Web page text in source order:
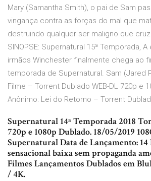
Mary (Samantha Smith), o pai de Sam
vingança contra as forças do mal que
destruindo qualquer ser maligno que
SINOPSE: Supernatural 15ª Temporada,
irmãos Winchester finalmente chega ao
temporada de Supernatural. Sam (Jared
Filme – Torrent Dublado WEB-DL 720p e
Anônimo: Lei do Retorno – Torrent
Supernatural 14ª Temporada 2018
720p e 1080p Dublado. 18/05/2019
Supernatural Data de Lançamento: 14
sensacional baixa sem propaganda
Filmes Lançamentos Dublados em
/ 4K.